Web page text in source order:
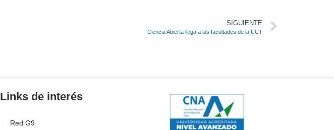
SIGUIENTE
Ciencia Abierta llega a las facultades de la UCT
Links de interés
Red G9